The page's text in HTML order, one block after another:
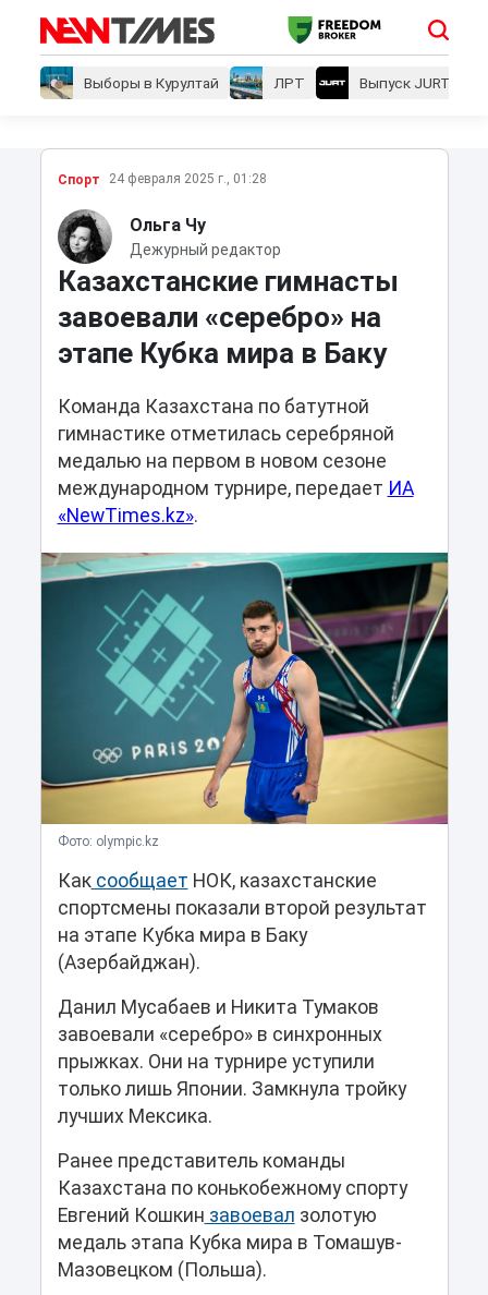
Выборы в Курултай ЛРТ Выпуск JURT
Спорт 24 февраля 2025 г., 01:28
Ольга Чу
Дежурный редактор
Казахстанские гимнасты
завоевали «серебро» на
этапе Кубка мира в Баку
Команда Казахстана по батутной
гимнастике отметилась серебряной
медалью на первом в новом сезоне
международном турнире, передает ИА
«NewTimes.kz».
Фото: olympic.kz
Каксообщает НОК, казахстанские
спортсмены показали второй результат
на этапе Кубка мира в Баку
(Азербайджан).
Данил Мусабаев и Никита Тумаков
завоевали «серебро» в синхронных
прыжках. Они на турнире уступили
только лишь Японии. Замкнула тройку
лучших Мексика.
Ранее представитель команды
Казахстана по конькобежному спорту
Евгений Кошкин завоевал золотую
медаль этапа Кубка мира в Томашув-
Мазовецком (Польша).